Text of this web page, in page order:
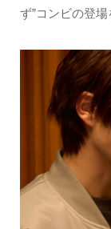
ず”コンビの登場